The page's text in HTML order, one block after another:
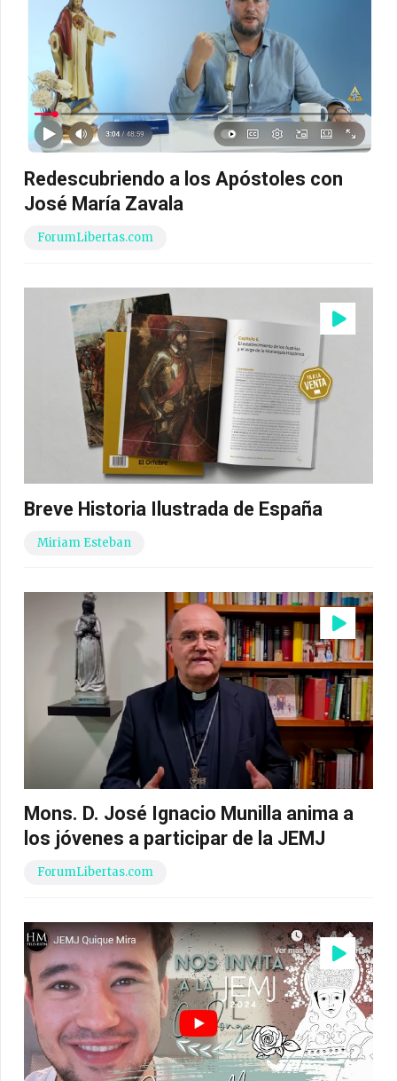
Redescubriendo a los Apóstoles con
José María Zavala
ForumLibertas.com
Breve Historia Ilustrada de España
Miriam Esteban
Mons. D. José Ignacio Munilla anima a
los jóvenes a participar de la JEMJ
ForumLibertas.com